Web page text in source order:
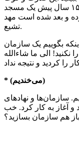
از یک نفر شروع شده. یک عالمی مثلاً ۱۵۰ سال پیش یک مسجد
و بعد شده است مهد
تشیع.
بگوییم یک سازمان
الی ما شاءالله
* (می‌خندیم)
سازمان‌ها و نهادهای
و آغاز به کار کرد. خب